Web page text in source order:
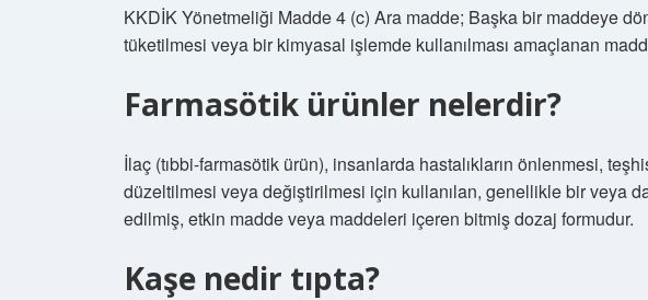
KKDİK Yönetmeliği Madde 4 (c) Ara madde; Başka bir maddeye
tüketilmesi veya bir kimyasal işlemde kullanılması amaçlanan
Farmasötik ürünler nelerdir?
İlaç (tıbbi-farmasötik ürün), insanlarda hastalıkların önlenmesi,
düzeltilmesi veya değiştirilmesi için kullanılan, genellikle bir veya
edilmiş, etkin madde veya maddeleri içeren bitmiş dozaj formudur.
Kaşe nedir tıpta?